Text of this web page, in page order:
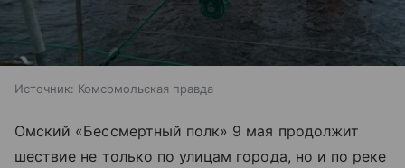
Источник: Комсомольская правда
Омский «Бессмертный полк» 9 мая продолжит
шествие не только по улицам города, но и по реке